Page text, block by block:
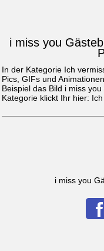
i miss you
In der Kategorie Ich
Pics, GIFs und
Beispiel das Bild i miss you
Kategorie klickt Ihr hier:
i miss you